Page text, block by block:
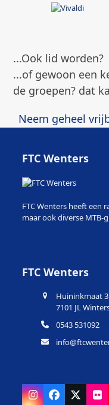
...Ook lid worden?
...of gewoon een
de groepen? dat
Neem geheel
FTC Wenters
FTC Wenters heeft een
maar ook diverse MTB-
FTC Wenters
Huininkmaat 3
7101 JL
0543 531092
Instagram
Facebook
X